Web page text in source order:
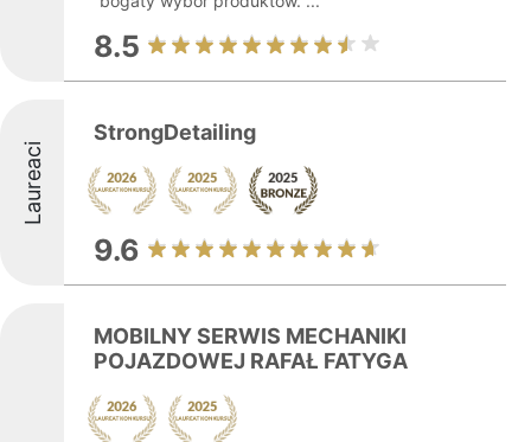
8.5
Laureaci
StrongDetailing
9.6
MOBILNY SERWIS MECHANIKI
POJAZDOWEJ RAFAŁ FATYGA